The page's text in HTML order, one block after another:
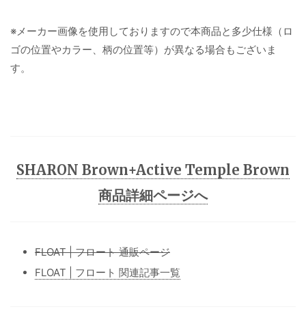
※メーカー画像を使用しておりますので本商品と多少仕様（ロ
ゴの位置やカラー、柄の位置等）が異なる場合もございま
す。
SHARON Brown+Active Temple Brown
商品詳細ページへ
FLOAT | フロート 通販ページ
FLOAT | フロート 関連記事一覧